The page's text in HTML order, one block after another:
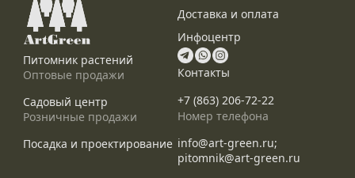
Питомник растений
Оптовые продажи
Садовый центр
Розничные продажи
Посадка и проектирование
Доставка и оплата
Инфоцентр
Контакты
+7 (863) 206-72-22
Номер телефона
info@art-green.ru;
pitomnik@art-green.ru